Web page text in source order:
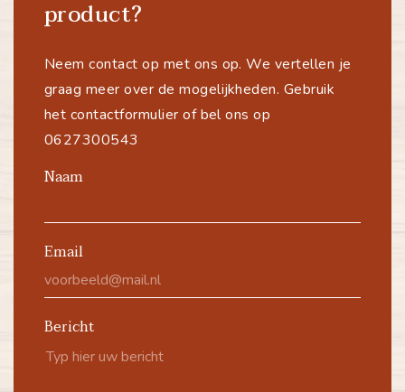
product?
Neem contact op met ons op. We vertellen je
graag meer over de mogelijkheden. Gebruik
het contactformulier of bel ons op
0627300543
Naam
Email
Bericht